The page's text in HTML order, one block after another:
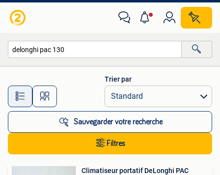
Toutes les distances…
Trier par
Sauvegarder votre recherche
Filtres
Climatiseur portatif DeLonghi PAC